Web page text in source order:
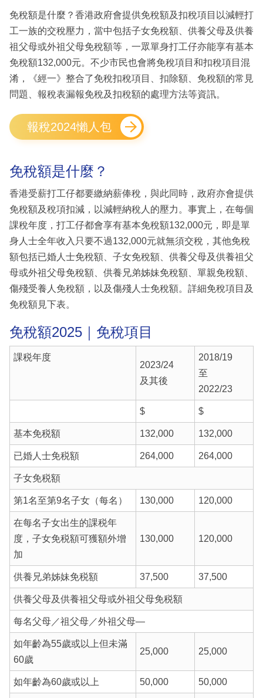
免稅額是什麼？香港政府會提供免稅額及扣稅項目以減輕打
工一族的交稅壓力，當中包括子女免稅額、供養父母及供養
祖父母或外祖父母免稅額等，一眾單身打工仔亦能享有基本
免稅額132,000元。不少市民也會將免稅項目和扣稅項目混
淆，《經一》整合了免稅扣稅項目、扣除額、免稅額的常見
問題、報稅表漏報免稅及扣稅額的處理方法等資訊。
報稅2024懶人包
免稅額是什麼？
香港受薪打工仔都要繳納薪俸稅，與此同時，政府亦會提供
免稅額及稅項扣減，以減輕納稅人的壓力。事實上，在每個
課稅年度，打工仔都會享有基本免稅額132,000元，即是單
身人士全年收入只要不過132,000元就無須交稅，其他免稅
額包括已婚人士免稅額、子女免稅額、供養父母及供養祖父
母或外祖父母免稅額、供養兄弟姊妹免稅額、單親免稅額、
傷殘受養人免稅額，以及傷殘人士免稅額。詳細免稅項目及
免稅額見下表。
免稅額2025｜免稅項目
課税年度
2023/24
及其後
2018/19
至
2022/23
$ $
基本免税額 132,000 132,000
已婚人士免税額 264,000 264,000
子女免税額
第1名至第9名子女（每名） 130,000 120,000
在每名子女出生的課税年
度，子女免税額可獲額外增
加
130,000 120,000
供養兄弟姊妹免税額 37,500 37,500
供養父母及供養祖父母或外祖父母免税額
每名父母／祖父母／外祖父母—
如年齡為55歲或以上但未滿
60歲
25,000 25,000
如年齡為60歲或以上 50,000 50,000